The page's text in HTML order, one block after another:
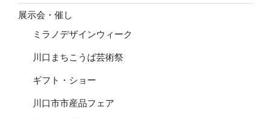
展示会・催し
ミラノデザインウィーク
川口まちこうば芸術祭
ギフト・ショー
川口市市産品フェア